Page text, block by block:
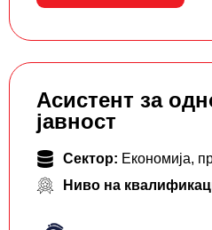
Асистент за
јавност
Сектор: Економија,
Ниво на